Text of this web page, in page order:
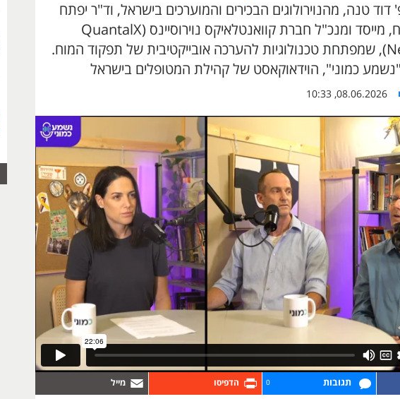
טנה, מהנוירולוגים הבכירים והמוערכים בישראל, וד"ר יפתח
דולב: מדען מוח, מייסד ומנכ"ל חברת קוואנטלאיקס נוירוסיינס (QuantalX
Neuroscience), שמפתחת טכנולוגיות להערכה אובייקטיבית של תפקוד המוח.
כמוני", הוידאוקאסט של קהילת המטופלים בישראל
08.06.2026, 10:33
תגובות 0